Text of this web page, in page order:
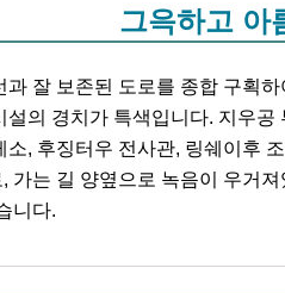
그윽하고 아
과 잘 보존된 도로를 종합 구획
설의 경치가 특색입니다. 지우
소, 후징터우 전사관, 링쉐이후
가는 길 양옆으로 녹음이 우거
니다.